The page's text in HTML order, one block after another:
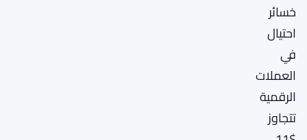
خسائر
احتيال
في
العملات
الرقمية
تتجاوز